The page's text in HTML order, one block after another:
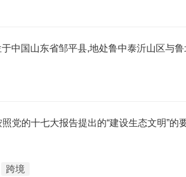
中国山东省邹平县,地处鲁中泰沂山区与
党的十七大报告提出的“建设生态文明”的
跨境